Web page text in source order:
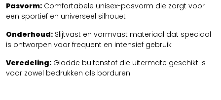
Pasvorm: Comfortabele unisex-pasvorm die zorgt voor
een sportief en universeel silhouet
Onderhoud: Slijtvast en vormvast materiaal dat speciaal
is ontworpen voor frequent en intensief gebruik
Veredeling: Gladde buitenstof die uitermate geschikt is
voor zowel bedrukken als borduren